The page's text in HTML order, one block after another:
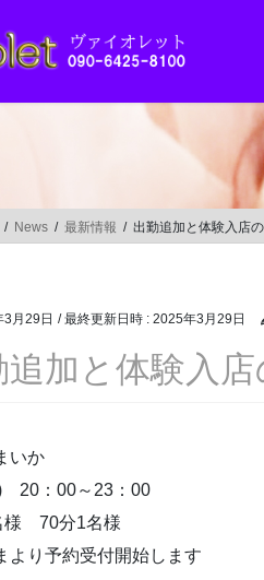
News 最新情報 出勤追加と体験入店
月29日 / 最終更新日時 : 2025年3月29日
追加と体験入
いか
20：00～23：00
様 70分1名様
より予約受付開始します